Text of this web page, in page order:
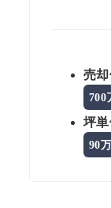
売
700
坪単
90